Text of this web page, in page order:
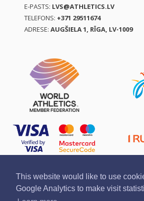
This website would like to use
Google Analytics to make visit
E-PASTS: LVS@ATHLETICS.LV
TELEFONS: +371 29511674
ADRESE: AUGŠIELA 1, RĪGA, LV-1009
Ziņo par pārkāpumu
Privātuma politika
Pirkšanas un atgriešanas noteikumi